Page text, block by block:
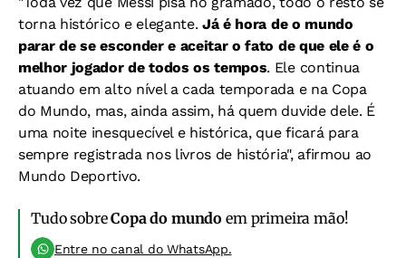
torna histórico e elegante.Já é hora de o mundo
parar de se esconder e aceitar o fato de que ele é o
melhor jogador de todos os tempos. Ele continua
atuando em alto nível a cada temporada e na Copa
do Mundo, mas, ainda assim, há quem duvide dele. É
uma noite inesquecível e histórica, que ficará para
sempre registrada nos livros de história", afirmou ao
Mundo Deportivo.
Tudo sobreCopa do mundo em primeira mão!
Entre no canal do WhatsApp.